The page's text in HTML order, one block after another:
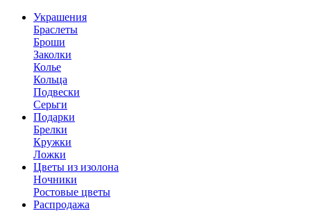
Украшения
Браслеты
Броши
Заколки
Колье
Кольца
Подвески
Серьги
Подарки
Брелки
Кружки
Ложки
Цветы из изолона
Ночники
Ростовые цветы
Распродажа